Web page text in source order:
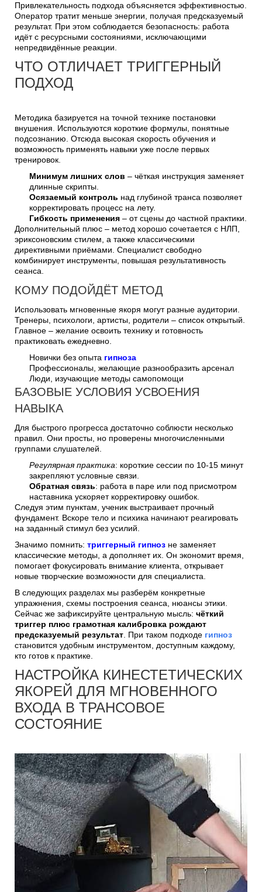
Привлекательность подхода объясняется эффективностью.
Оператор тратит меньше энергии, получая предсказуемый
результат. При этом соблюдается безопасность: работа
идёт с ресурсными состояниями, исключающими
непредвидённые реакции.
ЧТО ОТЛИЧАЕТ ТРИГГЕРНЫЙ
ПОДХОД
Методика базируется на точной технике постановки
внушения. Используются короткие формулы, понятные
подсознанию. Отсюда высокая скорость обучения и
возможность применять навыки уже после первых
тренировок.
Минимум лишних слов – чёткая инструкция заменяет
длинные скрипты.
Осязаемый контроль над глубиной транса позволяет
корректировать процесс на лету.
Гибкость применения – от сцены до частной практики.
Дополнительный плюс – метод хорошо сочетается с НЛП,
эриксоновским стилем, а также классическими
директивными приёмами. Специалист свободно
комбинирует инструменты, повышая результативность
сеанса.
КОМУ ПОДОЙДЁТ МЕТОД
Использовать мгновенные якоря могут разные аудитории.
Тренеры, психологи, артисты, родители – список открытый.
Главное – желание освоить технику и готовность
практиковать ежедневно.
Новички без опыта гипноза
Профессионалы, желающие разнообразить арсенал
Люди, изучающие методы самопомощи
БАЗОВЫЕ УСЛОВИЯ УСВОЕНИЯ
НАВЫКА
Для быстрого прогресса достаточно соблюсти несколько
правил. Они просты, но проверены многочисленными
группами слушателей.
Регулярная практика: короткие сессии по 10-15 минут
закрепляют условные связи.
Обратная связь: работа в паре или под присмотром
наставника ускоряет корректировку ошибок.
Следуя этим пунктам, ученик выстраивает прочный
фундамент. Вскоре тело и психика начинают реагировать
на заданный стимул без усилий.
Значимо помнить: триггерный гипноз не заменяет
классические методы, а дополняет их. Он экономит время,
помогает фокусировать внимание клиента, открывает
новые творческие возможности для специалиста.
В следующих разделах мы разберём конкретные
упражнения, схемы построения сеанса, нюансы этики.
Сейчас же зафиксируйте центральную мысль: чёткий
триггер плюс грамотная калибровка рождают
предсказуемый результат. При таком подходе гипноз
становится удобным инструментом, доступным каждому,
кто готов к практике.
НАСТРОЙКА КИНЕСТЕТИЧЕСКИХ
ЯКОРЕЙ ДЛЯ МГНОВЕННОГО
ВХОДА В ТРАНСОВОЕ
СОСТОЯНИЕ